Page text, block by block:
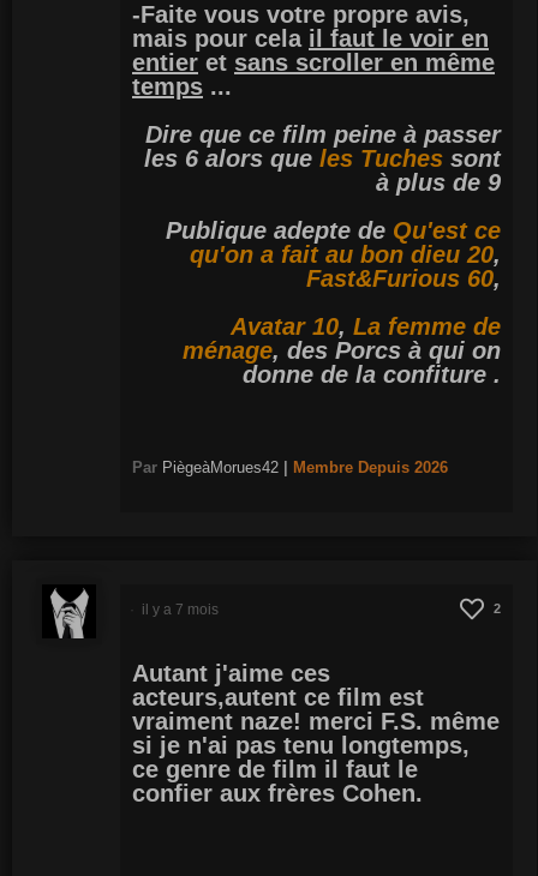
-Faite vous votre propre avis,
mais pour cela il faut le voir en
entier et sans scroller en même
temps ...
Dire que ce film peine à passer
les 6 alors que les Tuches sont
à plus de 9
Publique adepte de Qu'est ce
qu'on a fait au bon dieu 20,
Fast&Furious 60,
Avatar 10, La femme de
ménage, des Porcs à qui on
donne de la confiture .
Par PiègeàMorues42 Membre Depuis 2026
2
Autant j'aime ces
acteurs,autent ce film est
vraiment naze! merci F.S. même
si je n'ai pas tenu longtemps,
ce genre de film il faut le
confier aux frères Cohen.
il y a 7 mois